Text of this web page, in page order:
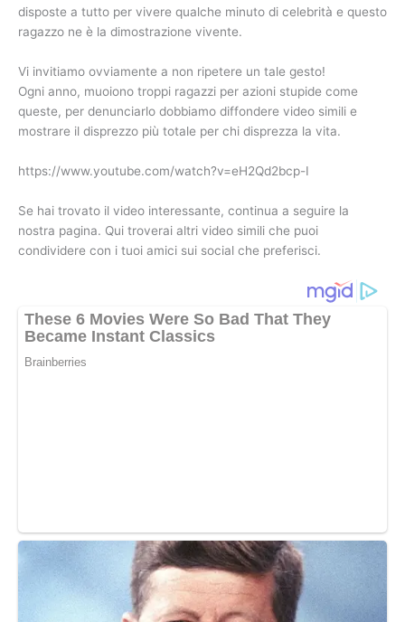
disposte a tutto per vivere qualche minuto di celebrità e questo
ragazzo ne è la dimostrazione vivente.
Vi invitiamo ovviamente a non ripetere un tale gesto!
Ogni anno, muoiono troppi ragazzi per azioni stupide come
queste, per denunciarlo dobbiamo diffondere video simili e
mostrare il disprezzo più totale per chi disprezza la vita.
https://www.youtube.com/watch?v=eH2Qd2bcp-I
Se hai trovato il video interessante, continua a seguire la
nostra pagina. Qui troverai altri video simili che puoi
condividere con i tuoi amici sui social che preferisci.